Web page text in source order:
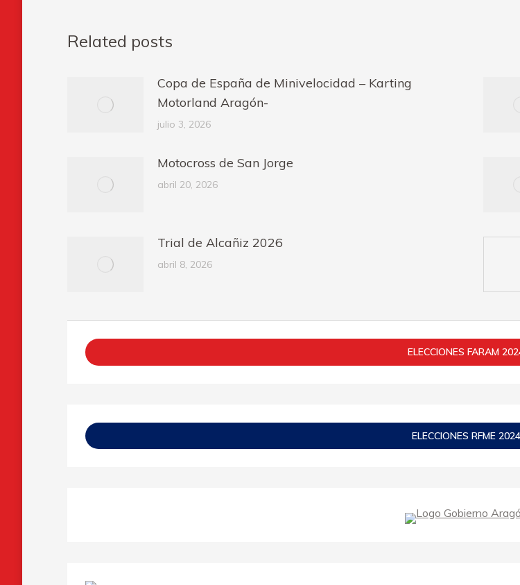
Related posts
Copa de España de Minivelocidad – Karting
Motorland Aragón-
julio 3, 2026
Motocross de San Jorge
abril 20, 2026
Trial de Alcañiz 2026
abril 8, 2026
ELECCIONES FARAM
ELECCIONES RFME 2024